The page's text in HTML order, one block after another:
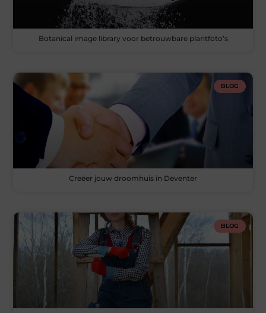
Botanical image library voor betrouwbare plantfoto’s
BLOG
Creëer jouw droomhuis in Deventer
BLOG